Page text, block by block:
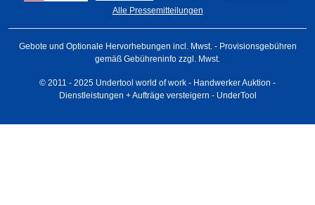
Alle Pressemitteilungen
Gebote und Optionale Hervorhebungen incl. Mwst. - Provisionsgebühren
gemäß Gebühreninfo zzgl. Mwst.
© 2011 - 2025 Undertool world of work - Handwerker Auktion -
Dienstleistungen + Aufträge versteigern - UnderTool